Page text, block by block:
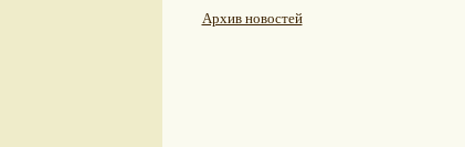
Архив новостей